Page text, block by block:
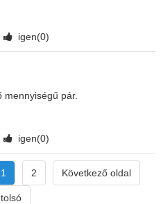
igen(0)
pár.
igen(0)
1 2 Következő oldal